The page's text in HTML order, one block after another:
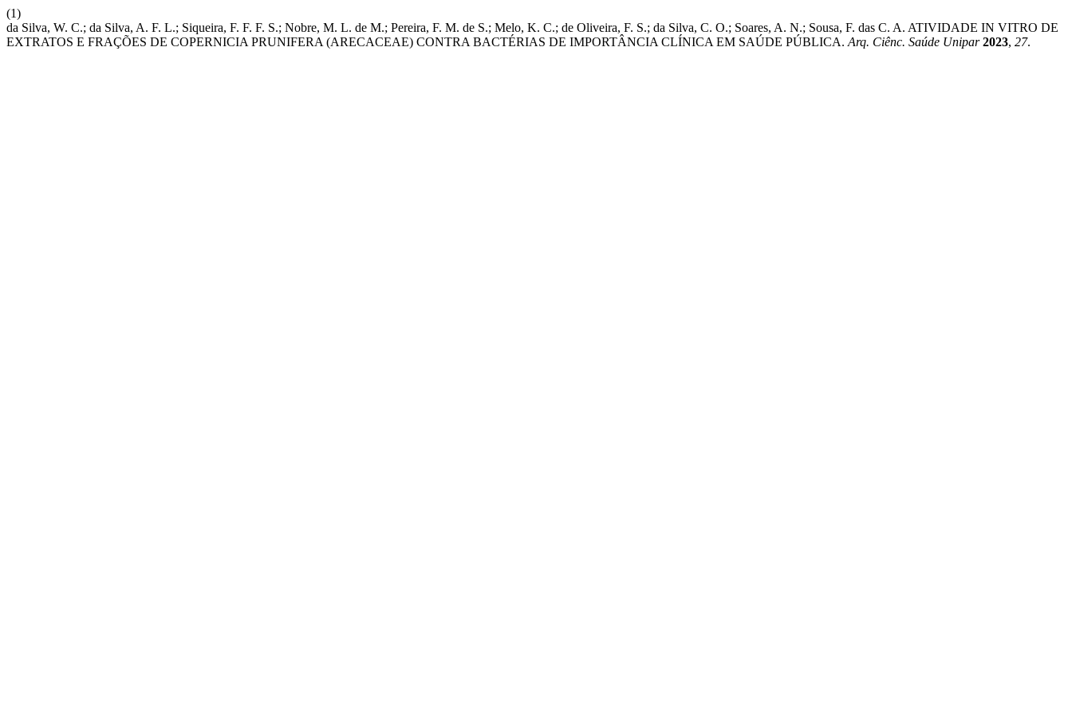
(1)
da Silva, W. C.; da Silva, A. F. L.; Siqueira, F. F. F. S.; Nobre, M. L. de M.; Pereira, F. M. de S.; Melo, K. C.; de Oliveira, F. S.; da Silva, C. O.; Soares, A. N.; Sousa, F. das C. A. ATIVIDADE IN VITRO DE
EXTRATOS E FRAÇÕES DE COPERNICIA PRUNIFERA (ARECACEAE) CONTRA BACTÉRIAS DE IMPORTÂNCIA CLÍNICA EM SAÚDE PÚBLICA. Arq. Ciênc. Saúde Unipar 2023, 27.